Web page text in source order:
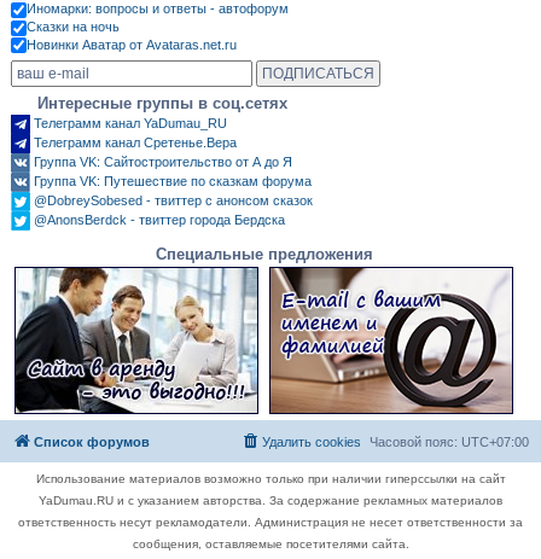
Иномарки: вопросы и ответы - автофорум
Сказки на ночь
Новинки Аватар от Avataras.net.ru
Интересные группы в соц.сетях
Телеграмм канал YaDumau_RU
Телеграмм канал Сретенье.Вера
Группа VK: Сайтостроительство от А до Я
Группа VK: Путешествие по сказкам форума
@DobreySobesed - твиттер с анонсом сказок
@AnonsBerdck - твиттер города Бердска
Специальные предложения
Список форумов Часовой пояс: UTC+07:00
Удалить cookies
Использование материалов возможно только при наличии гиперссылки на сайт
YaDumau.RU и с указанием авторства. За содержание рекламных материалов
ответственность несут рекламодатели. Администрация не несет ответственности за
сообщения, оставляемые посетителями сайта.